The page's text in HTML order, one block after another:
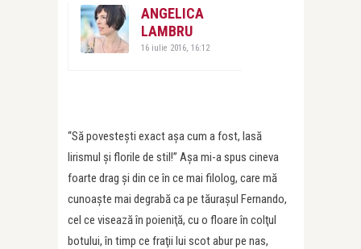
ANGELICA
LAMBRU
16 iulie 2016, 16:12
“Să povesteşti exact aşa cum a fost, lasă
lirismul şi florile de stil!” Aşa mi-a spus cineva
foarte drag şi din ce în ce mai filolog, care mă
cunoaşte mai degrabă ca pe tăuraşul Fernando,
cel ce visează în poieniţă, cu o floare în colţul
botului, în timp ce fraţii lui scot abur pe nas,